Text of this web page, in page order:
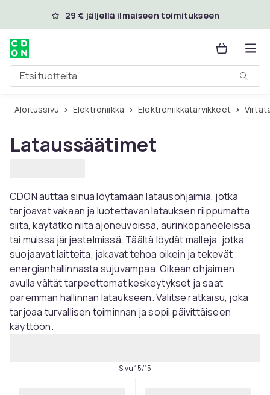
Ohita ja siirry pääsisältöön
29 € jäljellä ilmaiseen toimitukseen
Etsi tuotteita
Aloitussivu Elektroniikka Elektroniikkatarvikkeet
Lataussäätimet
CDON auttaa sinua löytämään latausohjaimia, jotka
tarjoavat vakaan ja luotettavan latauksen riippumatta
siitä, käytätkö niitä ajoneuvoissa, aurinkopaneeleissa
tai muissa järjestelmissä. Täältä löydät malleja, jotka
suojaavat laitteita, jakavat tehoa oikein ja tekevät
energianhallinnasta sujuvampaa. Oikean ohjaimen
avulla vältät tarpeettomat keskeytykset ja saat
paremman hallinnan lataukseen. Valitse ratkaisu, joka
tarjoaa turvallisen toiminnan ja sopii päivittäiseen
käyttöön.
Sivu 15/15